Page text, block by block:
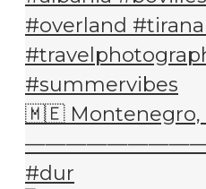
🇲🇪 Montenegro,
#dur